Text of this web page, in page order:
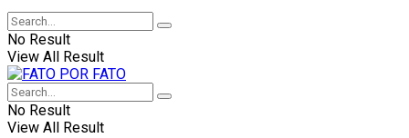
No Result
View All Result
No Result
View All Result